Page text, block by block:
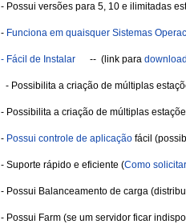
- Possui versões para 5, 10 e ilimitadas
- Funciona em quaisquer Sistemas
- Fácil de Instalar -- (link para
- Possibilita a criação de múltiplas
- Possibilita a criação de múltiplas
- Possui controle de aplicação fácil
- Suporte rápido e eficiente (Como
- Possui Balanceamento de carga
- Possui Farm (se um servidor ficar